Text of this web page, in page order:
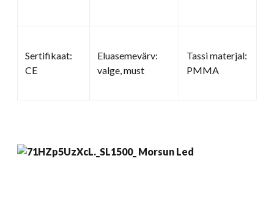
Sertifikaat:
CE
Eluasemevärv:
valge, must
Tassi materjal:
PMMA